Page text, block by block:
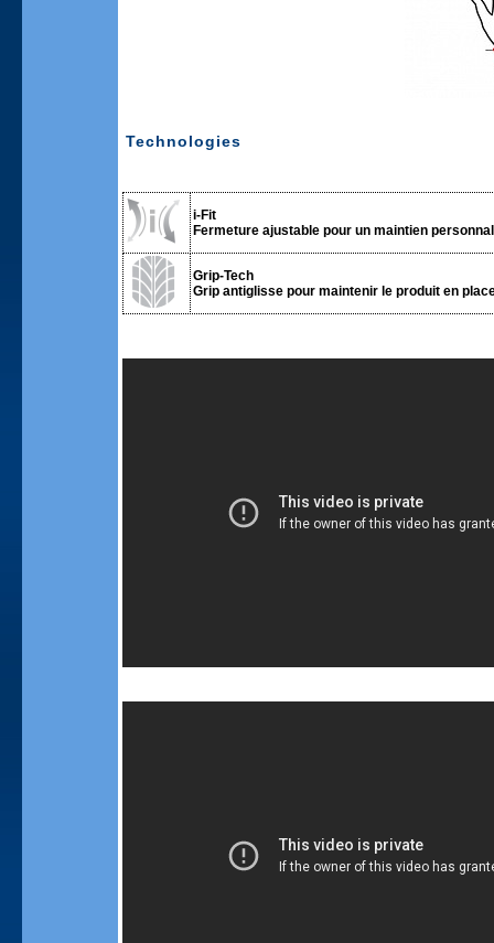
Technologies
i-Fit
Fermeture ajustable pour un maintien
Grip-Tech
Grip antiglisse pour maintenir le produit en